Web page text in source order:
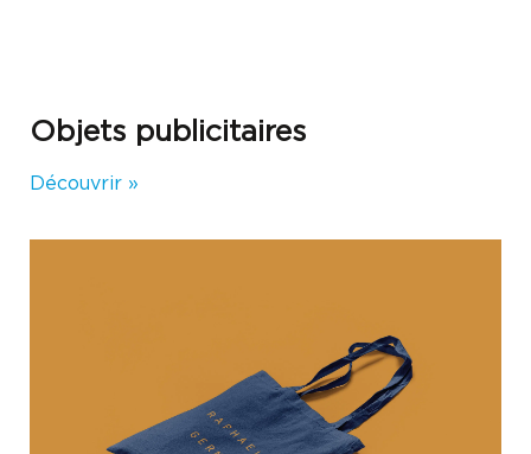
Objets publicitaires
Découvrir »